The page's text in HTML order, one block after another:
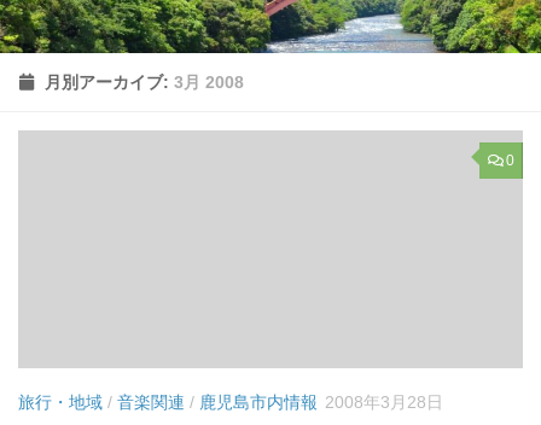
月別アーカイブ: 3月 2008
0
旅行・地域 / 音楽関連 / 鹿児島市内情報 2008年3月28日